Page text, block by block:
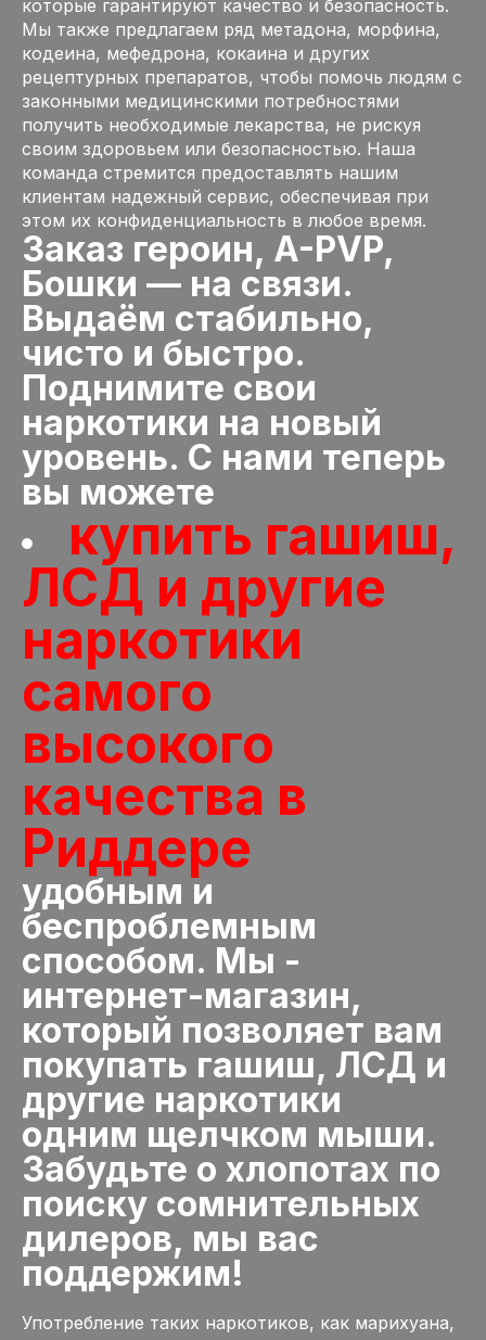
которые гарантируют качество и безопасность.
Мы также предлагаем ряд метадона, морфина,
кодеина, мефедрона, кокаина и других
рецептурных препаратов, чтобы помочь людям с
законными медицинскими потребностями
получить необходимые лекарства, не рискуя
своим здоровьем или безопасностью. Наша
команда стремится предоставлять нашим
клиентам надежный сервис, обеспечивая при
этом их конфиденциальность в любое время.
Заказ героин, A-PVP,
Бошки — на связи.
Выдаём стабильно,
чисто и быстро.
Поднимите свои
наркотики на новый
уровень. С нами теперь
вы можете
купить гашиш,
ЛСД и другие
наркотики
самого
высокого
качества в
Риддере
удобным и
беспроблемным
способом. Мы -
интернет-магазин,
который позволяет вам
покупать гашиш, ЛСД и
другие наркотики
одним щелчком мыши.
Забудьте о хлопотах по
поиску сомнительных
дилеров, мы вас
поддержим!
Употребление таких наркотиков, как марихуана,